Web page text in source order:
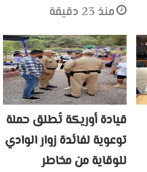
منذ 23 دقيقة
قيادة أوريكة تُطلق حملة
توعوية لفائدة زوار الوادي
للوقاية من مخاطر